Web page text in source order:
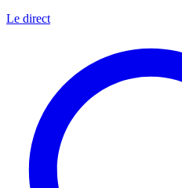
Le direct